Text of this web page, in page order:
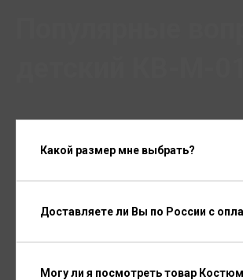
Какой размер мне выбрать?
Доставляете ли Вы по России с
Могу ли я посмотреть товар